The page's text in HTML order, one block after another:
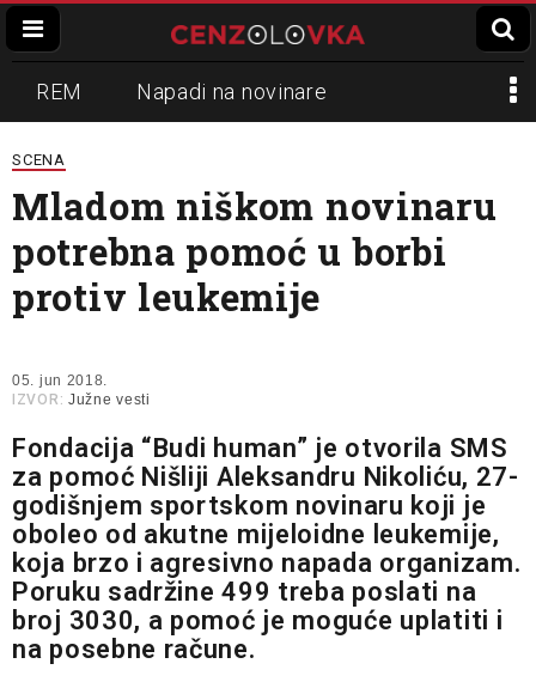
REM Napadi na novinare
Zvučni top
Propaganda Lokalni mediji
Informer Slavko Ćuruvija
SCENA
Mladom niškom novinaru
potrebna pomoć u borbi
protiv leukemije
05. jun 2018.
IZVOR: Južne vesti
Fondacija “Budi human” je otvorila SMS
za pomoć Nišliji Aleksandru Nikoliću, 27-
godišnjem sportskom novinaru koji je
oboleo od akutne mijeloidne leukemije,
koja brzo i agresivno napada organizam.
Poruku sadržine 499 treba poslati na
broj 3030, a pomoć je moguće uplatiti i
na posebne račune.